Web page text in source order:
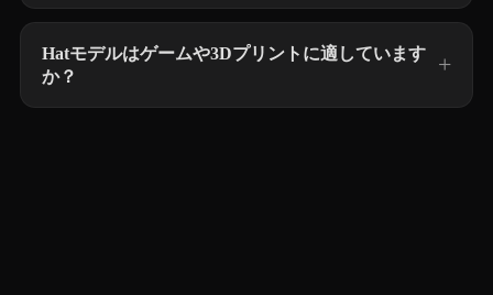
Hatモデルはゲームや3Dプリントに適しています
か？